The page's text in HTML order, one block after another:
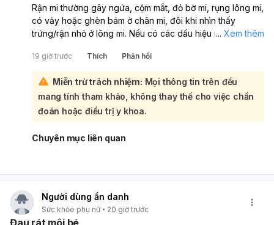
Rận mi thường gây ngứa, cộm mắt, đỏ bờ mi, rụng lông mi,
có vảy hoặc ghèn bám ở chân mi, đôi khi nhìn thấy
trứng/rận nhỏ ở lông mi. Nếu có các dấu hiệu này, em nên
mi và kiểm tra chính xác. Không nên tự xử lý tại nhà vì có
thể làm kích ứng mắt hoặc lây lan thêm. Nếu em muốn,
bác sĩ có thể hướng dẫn thêm cách nhận biết và chăm
sóc ban đầu an toàn.
... Xem thêm
19 giờ trước Thích Phản hồi
Miễn trừ trách nhiệm: Mọi thông tin trên đều
mang tính tham khảo, không thay thế cho việc chẩn
đoán hoặc điều trị y khoa.
Chuyên mục liên quan
Người dùng ẩn danh
Sức khỏe phụ nữ 20 giờ trước
Đau rát môi bé